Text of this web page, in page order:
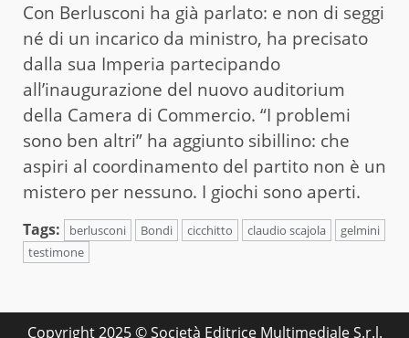
Con Berlusconi ha già parlato: e non di seggi
né di un incarico da ministro, ha precisato
dalla sua Imperia partecipando
all’inaugurazione del nuovo auditorium
della Camera di Commercio. “I problemi
sono ben altri” ha aggiunto sibillino: che
aspiri al coordinamento del partito non è un
mistero per nessuno. I giochi sono aperti.
Tags: berlusconi Bondi cicchitto claudio scajola
gelmini
testimone
Copyright 2025 © Società Editrice Multimediale S.r.l.